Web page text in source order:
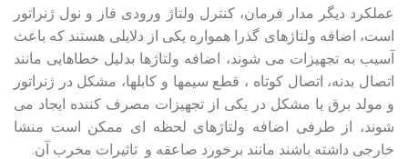
عملکرد دیگر مدار فرمان، کنترل ولتاژ ورودی فاز و نول ژنراتور
است، اضافه ولتاژهای گذرا همواره یکی از دلایلی هستند که باعث
آسیب به تجهیزات می شوند، اضافه ولتاژها بدلیل خطاهایی مانند
اتصال بدنه، اتصال کوتاه ، قطع سیمها و کابلها، مشکل در ژنراتور
و مولد برق یا مشکل در یکی از تجهیزات مصرف کننده ایجاد می
شوند، از طرفی اضافه ولتاژهای لحظه ای ممکن است منشا
خارجی داشته باشند مانند برخورد صاعقه و تاثیرات مخرب آن.